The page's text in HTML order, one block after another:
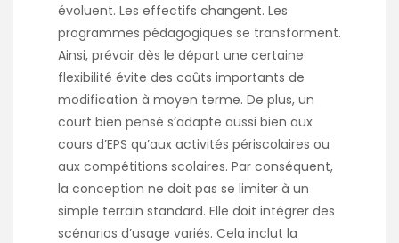
évoluent. Les effectifs changent. Les
programmes pédagogiques se transforment.
Ainsi, prévoir dès le départ une certaine
flexibilité évite des coûts importants de
modification à moyen terme. De plus, un
court bien pensé s’adapte aussi bien aux
cours d’EPS qu’aux activités périscolaires ou
aux compétitions scolaires. Par conséquent,
la conception ne doit pas se limiter à un
simple terrain standard. Elle doit intégrer des
scénarios d’usage variés. Cela inclut la